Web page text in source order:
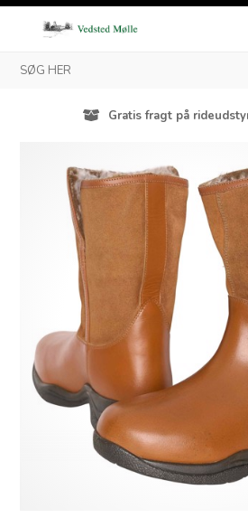
Gratis fragt på